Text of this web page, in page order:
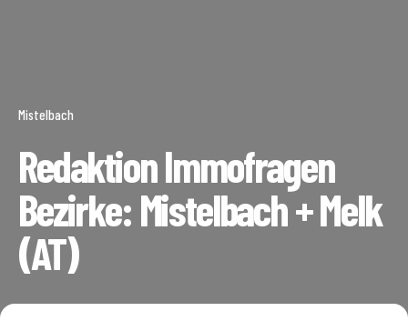
Mistelbach
Redaktion Immofragen
Bezirke: Mistelbach + Melk
(AT)